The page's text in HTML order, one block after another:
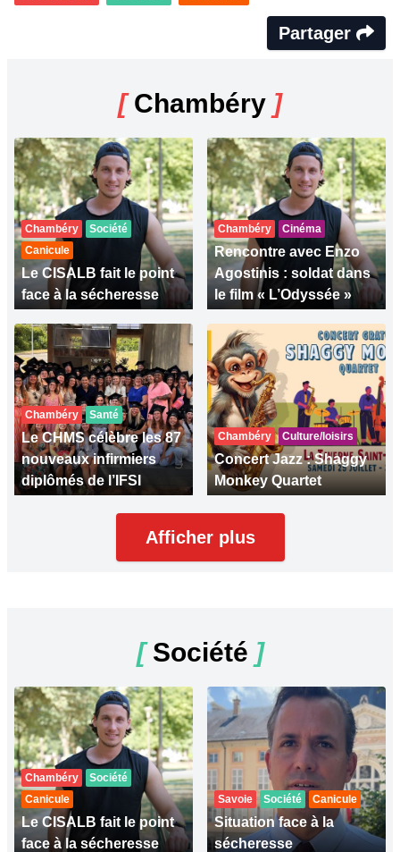
Partager
[Chambéry ]
Chambéry
Société
Canicule
Le CISALB fait le point
face à la sécheresse
Chambéry Cinéma
Rencontre avec Enzo
Agostinis : soldat dans
le film « L’Odyssée »
Chambéry Santé
Le CHMS célèbre les 87
nouveaux infirmiers
diplômés de l’IFSI
Chambéry Culture/loisirs
Concert Jazz : Shaggy
Monkey Quartet
Afficher plus
[Société ]
Chambéry
Société
Canicule
Le CISALB fait le point
face à la sécheresse
Savoie Société Canicule
Situation face à la
sécheresse